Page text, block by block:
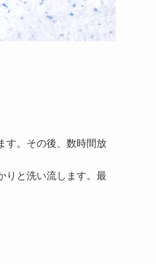
す。その後、数時間放
りと洗い流します。最